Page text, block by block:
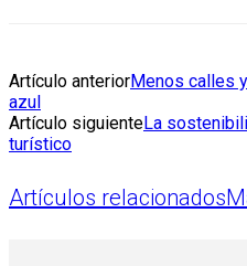
Artículo anteriorMenos calles
azul
Artículo siguienteLa
turístico
Artículos relacionados